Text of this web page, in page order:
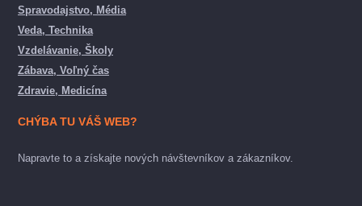
Spravodajstvo, Média
Veda, Technika
Vzdelávanie, Školy
Zábava, Voľný čas
Zdravie, Medicína
CHÝBA TU VÁŠ WEB?
Napravte to a získajte nových návštevníkov a zákazníkov.